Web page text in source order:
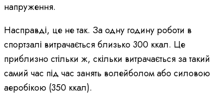
напруження.
Насправді, це не так. За одну годину роботи в
спортзалі витрачається близько 300 ккал. Це
приблизно стільки ж, скільки витрачається за такий
самий час під час занять волейболом або силовою
аеробікою (350 ккал).